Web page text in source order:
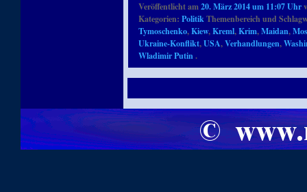
Veröffentlicht am20. März 2014 um 11:07 Uhr
Kategorien:PolitikThemenbereich und
Tymoschenko,Kiew,Kreml,Krim,Maidan,
Ukraine-Konflikt,USA,Verhandlungen,
Wladimir Putin.